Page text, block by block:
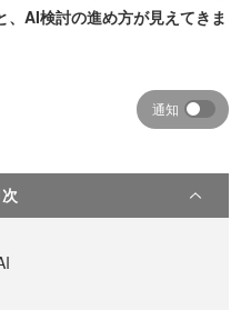
AI検討の進め方が見えてきま
通知